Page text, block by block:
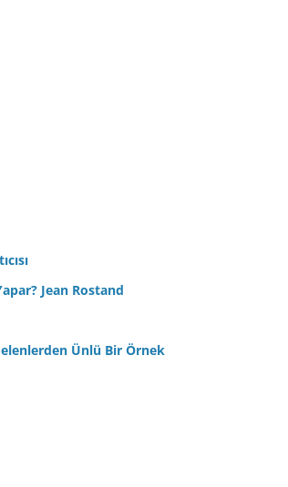
Jean Rostand
Ünlü Bir Örnek